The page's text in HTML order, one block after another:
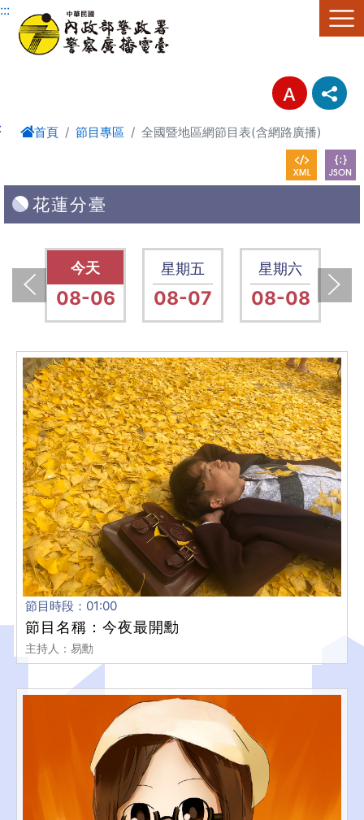
進入內容區塊
:::
首頁 節目專區 全國暨地區網節目表(含網路廣播)
花蓮分臺
上一張(Previous)
星期四
08-06
星期五
08-07
星期六
08-08 下一張(Next)
節目時段：01:00
節目名稱：今夜最開勳
主持人：易勳